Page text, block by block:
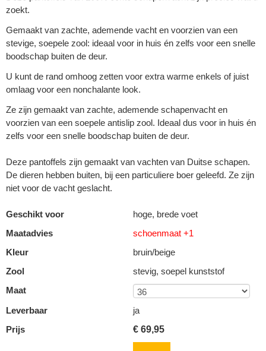
zoekt.
Gemaakt van zachte, ademende vacht en voorzien van een
stevige, soepele zool: ideaal voor in huis én zelfs voor een snelle
boodschap buiten de deur.
U kunt de rand omhoog zetten voor extra warme enkels of juist
omlaag voor een nonchalante look.
Ze zijn gemaakt van zachte, ademende schapenvacht en
voorzien van een soepele antislip zool. Ideaal dus voor in huis én
zelfs voor een snelle boodschap buiten de deur.
Deze pantoffels zijn gemaakt van vachten van Duitse schapen.
De dieren hebben buiten, bij een particuliere boer geleefd. Ze zijn
niet voor de vacht geslacht.
Geschikt voor
hoge, brede voet
Maatadvies
schoenmaat +1
Kleur
bruin/beige
Zool
stevig, soepel kunststof
Maat
Leverbaar
ja
Prijs
€ 69,95